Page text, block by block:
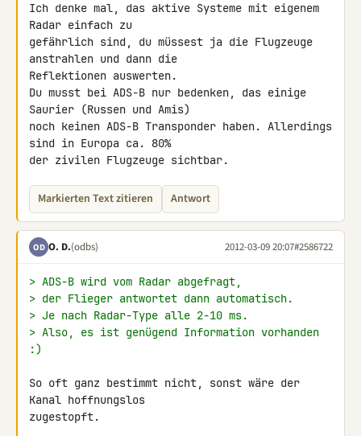
Ich denke mal, das aktive Systeme mit eigenem
Radar einfach zu
gefährlich sind, du müssest ja die Flugzeuge
anstrahlen und dann die
Reflektionen auswerten.
Du musst bei ADS-B nur bedenken, das einige
Saurier (Russen und Amis)
noch keinen ADS-B Transponder haben. Allerdings
sind in Europa ca. 80%
der zivilen Flugzeuge sichtbar.
Markierten Text zitieren Antwort
OD O. D.(odbs) 2012-03-09 20:07#2586722
> ADS-B wird vom Radar abgefragt,
> der Flieger antwortet dann automatisch.
> Je nach Radar-Type alle 2-10 ms.
> Also, es ist genügend Information vorhanden
:)
So oft ganz bestimmt nicht, sonst wäre der
Kanal hoffnungslos
zugestopft.